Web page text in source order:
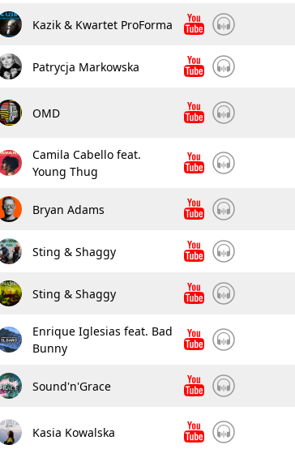
Kazik & Kwartet ProForma
Patrycja Markowska
OMD
Camila Cabello feat.
Young Thug
Bryan Adams
Sting & Shaggy
Sting & Shaggy
Enrique Iglesias feat. Bad
Bunny
Sound'n'Grace
Kasia Kowalska